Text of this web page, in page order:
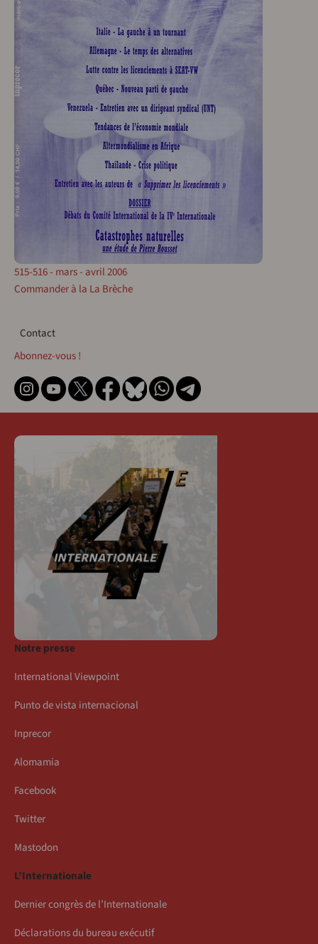
515-516 - mars - avril 2006
Commander à la La Brèche
Contact
Contact
Abonnez-vous !
Notre presse
International Viewpoint
Punto de vista internacional
Inprecor
Alomamia
Facebook
Twitter
Mastodon
L’Internationale
Dernier congrès de l’Internationale
Déclarations du bureau exécutif